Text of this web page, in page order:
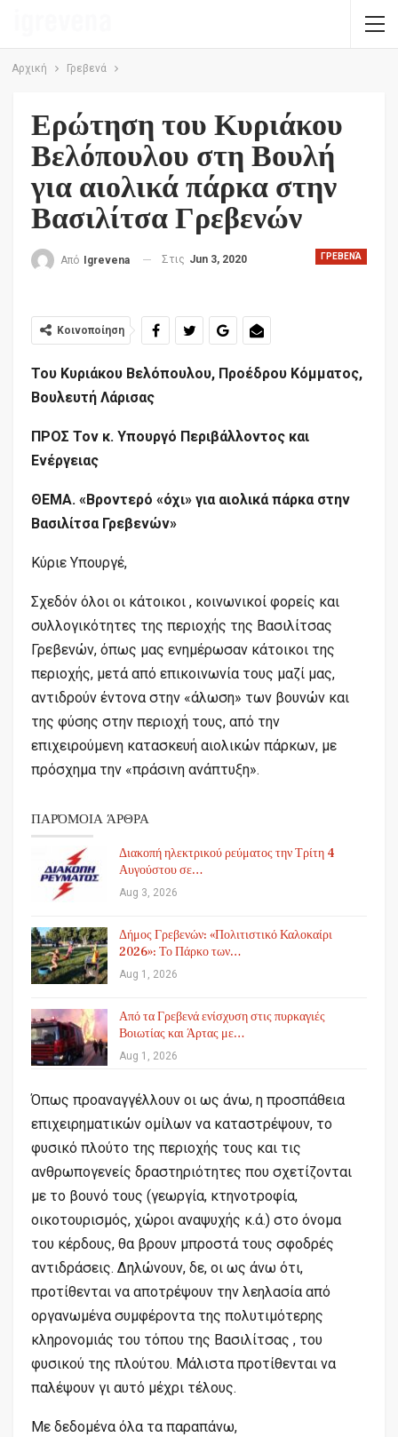
Αρχική Γρεβενά
Ερώτηση του Κυριάκου
Βελόπουλου στη Βουλή
για αιολικά πάρκα στην
Βασιλίτσα Γρεβενών
ΓΡΕΒΕΝΆ
Από Igrevena Στις Jun 3, 2020
Κοινοποίηση
Του Κυριάκου Βελόπουλου, Προέδρου Κόμματος,
Βουλευτή Λάρισας
ΠΡΟΣ Τον κ. Υπουργό Περιβάλλοντος και
Ενέργειας
ΘΕΜΑ. «Βροντερό «όχι» για αιολικά πάρκα στην
Βασιλίτσα Γρεβενών»
Κύριε Υπουργέ,
Σχεδόν όλοι οι κάτοικοι , κοινωνικοί φορείς και
συλλογικότητες της περιοχής της Βασιλίτσας
Γρεβενών, όπως μας ενημέρωσαν κάτοικοι της
περιοχής, μετά από επικοινωνία τους μαζί μας,
αντιδρούν έντονα στην «άλωση» των βουνών και
της φύσης στην περιοχή τους, από την
επιχειρούμενη κατασκευή αιολικών πάρκων, με
πρόσχημα την «πράσινη ανάπτυξη».
ΠΑΡΌΜΟΙΑ ΆΡΘΡΑ
Διακοπή ηλεκτρικού ρεύματος την Τρίτη 4
Αυγούστου σε…
Aug 3, 2026
Δήμος Γρεβενών: «Πολιτιστικό Καλοκαίρι
2026»: Το Πάρκο των…
Aug 1, 2026
Από τα Γρεβενά ενίσχυση στις πυρκαγιές
Βοιωτίας και Άρτας με…
Aug 1, 2026
Όπως προαναγγέλλουν οι ως άνω, η προσπάθεια
επιχειρηματικών ομίλων να καταστρέψουν, το
φυσικό πλούτο της περιοχής τους και τις
ανθρωπογενείς δραστηριότητες που σχετίζονται
με το βουνό τους (γεωργία, κτηνοτροφία,
οικοτουρισμός, χώροι αναψυχής κ.ά.) στο όνομα
του κέρδους, θα βρουν μπροστά τους σφοδρές
αντιδράσεις. Δηλώνουν, δε, οι ως άνω ότι,
προτίθενται να αποτρέψουν την λεηλασία από
οργανωμένα συμφέροντα της πολυτιμότερης
κληρονομιάς του τόπου της Βασιλίτσας , του
φυσικού της πλούτου. Μάλιστα προτίθενται να
παλέψουν γι αυτό μέχρι τέλους.
Με δεδομένα όλα τα παραπάνω,